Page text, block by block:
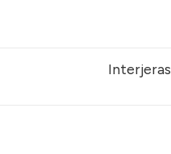
Interjeras